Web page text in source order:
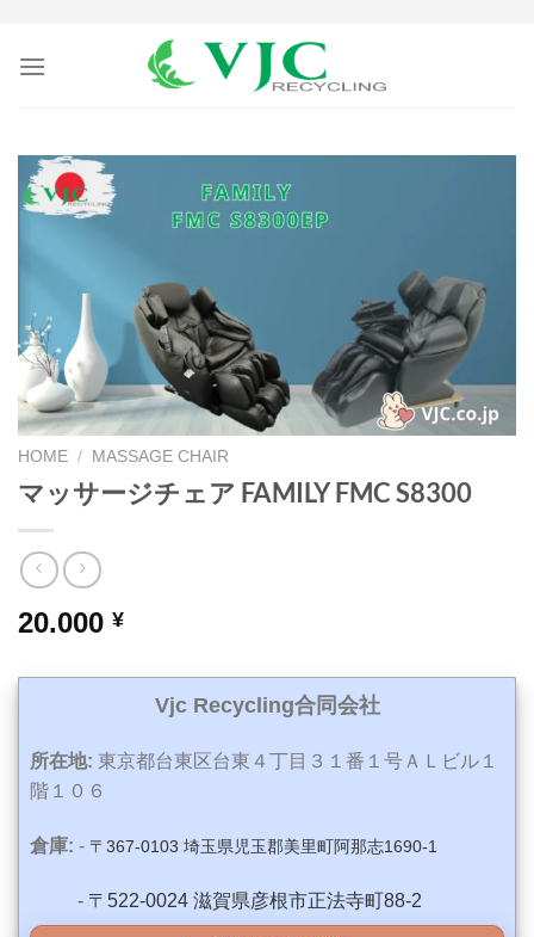
HOME / MASSAGE CHAIR
マッサージチェア FAMILY FMC S8300
20.000 ¥
Vjc Recycling合同会社
所在地: 東京都台東区台東４丁目３１番１号ＡＬビル１
階１０６
倉庫: - 〒367-0103 埼玉県児玉郡美里町阿那志1690-1
- 〒522-0024 滋賀県彦根市正法寺町88-2